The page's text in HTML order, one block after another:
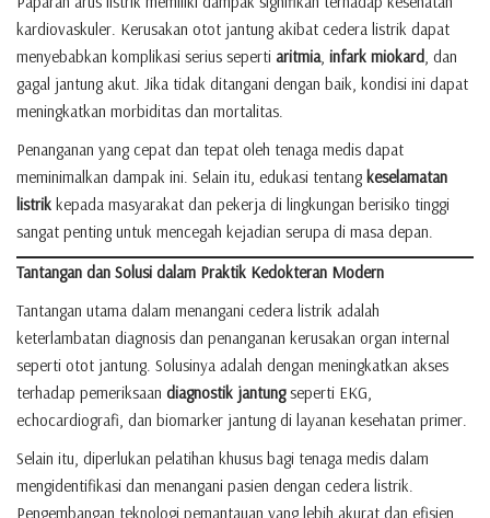
kardiovaskuler. Kerusakan otot jantung akibat cedera listrik dapat
menyebabkan komplikasi serius seperti aritmia, infark miokard, dan
gagal jantung akut. Jika tidak ditangani dengan baik, kondisi ini dapat
meningkatkan morbiditas dan mortalitas.
Penanganan yang cepat dan tepat oleh tenaga medis dapat
meminimalkan dampak ini. Selain itu, edukasi tentang keselamatan
listrik kepada masyarakat dan pekerja di lingkungan berisiko tinggi
sangat penting untuk mencegah kejadian serupa di masa depan.
Tantangan dan Solusi dalam Praktik Kedokteran Modern
Tantangan utama dalam menangani cedera listrik adalah
keterlambatan diagnosis dan penanganan kerusakan organ internal
seperti otot jantung. Solusinya adalah dengan meningkatkan akses
terhadap pemeriksaan diagnostik jantungseperti EKG,
echocardiografi, dan biomarker jantung di layanan kesehatan primer.
Selain itu, diperlukan pelatihan khusus bagi tenaga medis dalam
mengidentifikasi dan menangani pasien dengan cedera listrik.
Pengembangan teknologi pemantauan yang lebih akurat dan efisien